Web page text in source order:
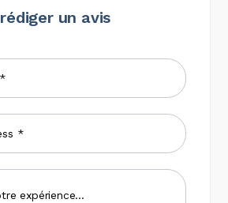
un avis